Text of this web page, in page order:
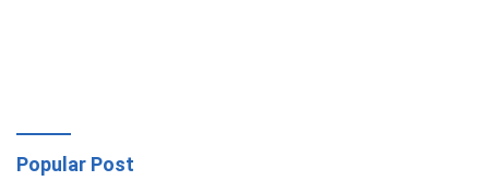
Popular Post